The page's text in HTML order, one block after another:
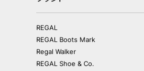
REGAL
REGAL Boots Mark
Regal Walker
REGAL Shoe & Co.